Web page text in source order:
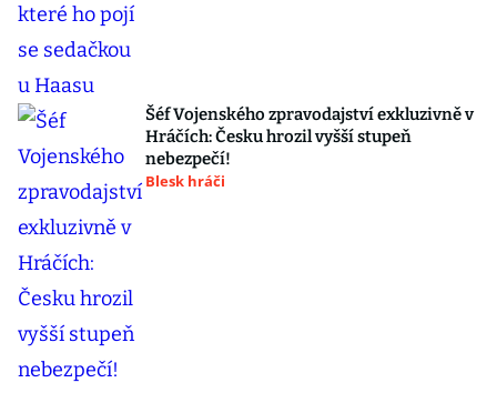
Šéf Vojenského zpravodajství exkluzivně v
Hráčích: Česku hrozil vyšší stupeň
nebezpečí!
Blesk hráči